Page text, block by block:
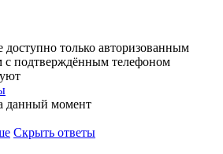
только авторизованным
с подтверждённым телефоном
данный момент
Скрыть ответы